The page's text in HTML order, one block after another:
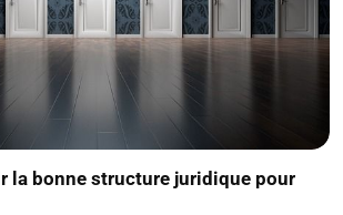
la bonne structure juridique pour